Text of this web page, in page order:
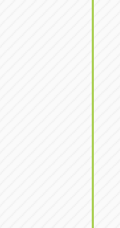
トラック
三重県四